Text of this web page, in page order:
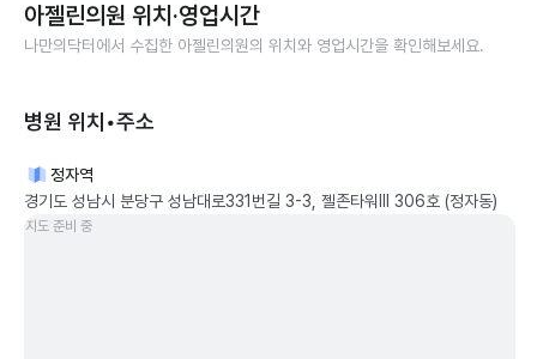
아젤린의원 위치·영업시간
나만의닥터에서 수집한 아젤린의원의 위치와 영업시간을 확인해보세요.
병원 위치•주소
정자역
경기도 성남시 분당구 성남대로331번길 3-3, 젤존타워III 306호 (정자동)
지도 준비 중